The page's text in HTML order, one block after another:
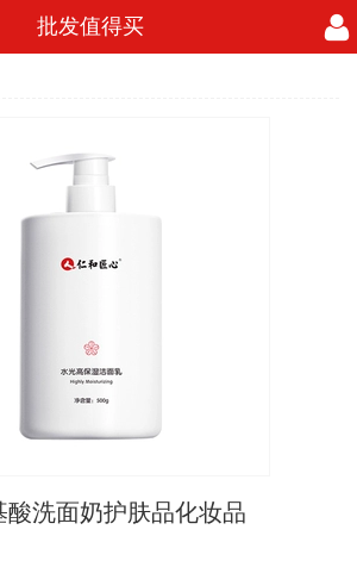
批发值得买
酸洗面奶护肤品化妆品